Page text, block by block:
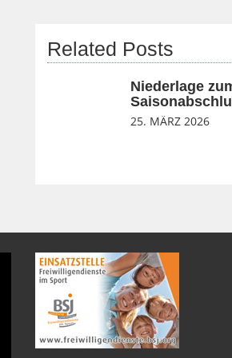
Related Posts
Niederlage
25. MÄRZ 2026